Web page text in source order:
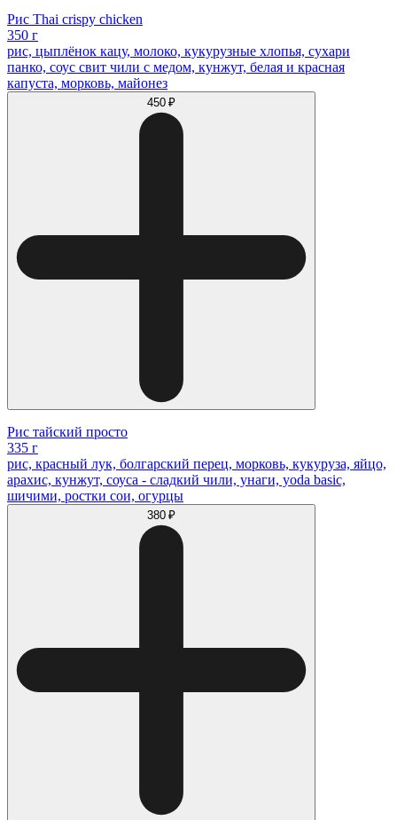
Рис Thai crispy chicken
350 г
рис, цыплёнок кацу, молоко, кукурузные хлопья, сухари
панко, соус свит чили с медом, кунжут, белая и красная
капуста, морковь, майонез
450 ₽
Рис тайский просто
335 г
рис, красный лук, болгарский перец, морковь, кукуруза, яйцо,
арахис, кунжут, соуса - сладкий чили, унаги, yoda basic,
шичими, ростки сои, огурцы
380 ₽